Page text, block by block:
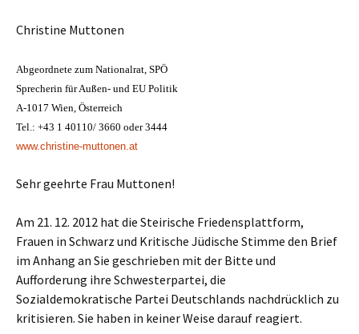
Christine Muttonen
Abgeordnete zum Nationalrat, SPÖ
Sprecherin für Außen- und EU Politik
A-1017 Wien, Österreich
Tel.: +43 1 40110/ 3660 oder 3444
www.christine-muttonen.at
Sehr geehrte Frau Muttonen!
Am 21. 12. 2012 hat die Steirische Friedensplattform,
Frauen in Schwarz und Kritische Jüdische Stimme den Brief
im Anhang an Sie geschrieben mit der Bitte und
Aufforderung ihre Schwesterpartei, die
Sozialdemokratische Partei Deutschlands nachdrücklich zu
kritisieren. Sie haben in keiner Weise darauf reagiert.